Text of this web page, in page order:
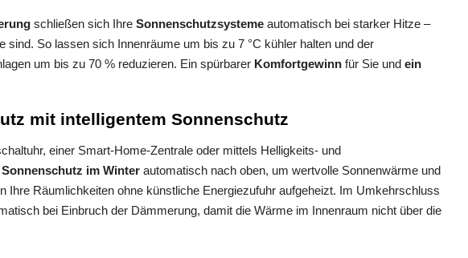
schließen sich Ihre Sonnenschutzsysteme automatisch bei starker Hitze –
sind. So lassen sich Innenräume um bis zu 7 °C kühler halten und der
um bis zu 70 % reduzieren. Ein spürbarer Komfortgewinn für Sie und ein
mit intelligentem Sonnenschutz
einer Smart-Home-Zentrale oder mittels Helligkeits- und
Sonnenschutz im Winter automatisch nach oben, um wertvolle Sonnenwärme und
Ihre Räumlichkeiten ohne künstliche Energiezufuhr aufgeheizt. Im Umkehrschluss
bei Einbruch der Dämmerung, damit die Wärme im Innenraum nicht über die